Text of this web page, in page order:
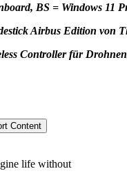
BS = Windows 11
Airbus Edition von
Controller für
Content
life without